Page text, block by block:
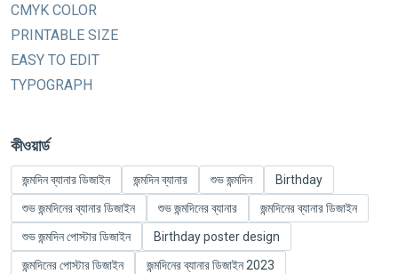
CMYK COLOR
PRINTABLE SIZE
EASY TO EDIT
TYPOGRAPH
কীওয়ার্ড
জন্মদিন ব্যানার ডিজাইন জন্মদিন ব্যানার শুভ জন্মদিন
Birthday
শুভ জন্মদিনের ব্যানার ডিজাইন
শুভ জন্মদিনের ব্যানার
জন্মদিনের ব্যানার ডিজাইন
শুভ জন্মদিন পোস্টার ডিজাইন
Birthday poster design
জন্মদিনের পোস্টার ডিজাইন
জন্মদিনের ব্যানার ডিজাইন 2023